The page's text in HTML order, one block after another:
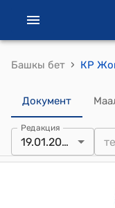
Башкы бет ›
Документ
Редакция
19.01.2013